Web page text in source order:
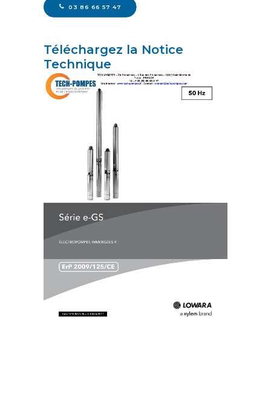
03 86 66 57 47
Téléchargez la Notice
Technique